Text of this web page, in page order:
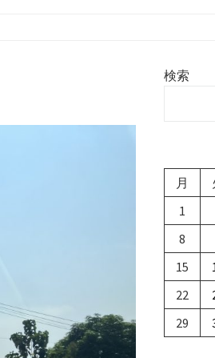
検索
月
1
8
15
22
29